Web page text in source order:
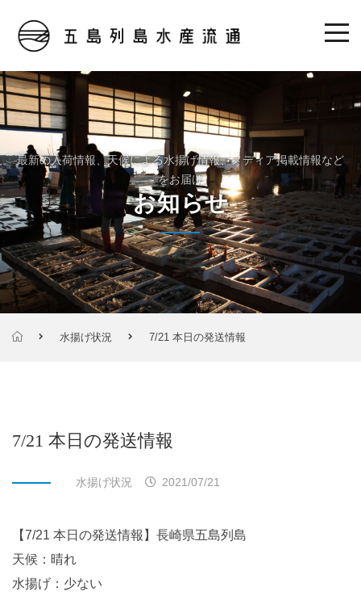
最新の入荷情報、天候による水揚げ情報、メディア掲載情報など
をお届け
お知らせ
水揚げ状況 7/21 本日の発送情報
7/21 本日の発送情報
水揚げ状況 2021/07/21
【7/21 本日の発送情報】長崎県五島列島
天候：晴れ
水揚げ：少ない